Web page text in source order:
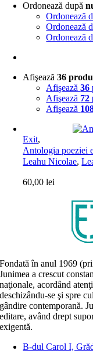
Ordonează după
Ordonează
Ordonează
Ordonează
Afişează36
Afişează36
Afişează 72
Afişează
Exit,
Antologia poeziei
Leahu Nicolae,
60,00lei
Fondată în anul 1969
Junimea a crescut
naţionale, acordând
deschizându-se şi spre
gândire contemporană.
editare, având drept
exigentă.
B-dul Carol I,